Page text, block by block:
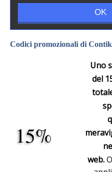
Codici promozionali di
15%
Uno
del
web.